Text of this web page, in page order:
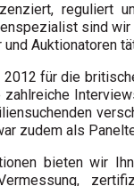
reguliert
sind
Auktionatoren
für die
zudem als
bieten wir